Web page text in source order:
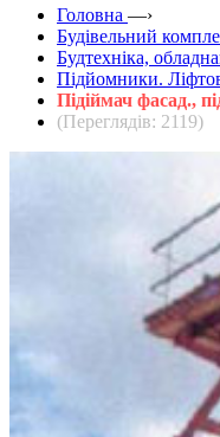
Головна —›
Будівельний
Будтехніка,
Підйомники.
Підіймач фасад.,
(Переглядів: 2119)